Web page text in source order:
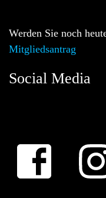
Werden Sie noch
Mitgliedsantrag
Social Media